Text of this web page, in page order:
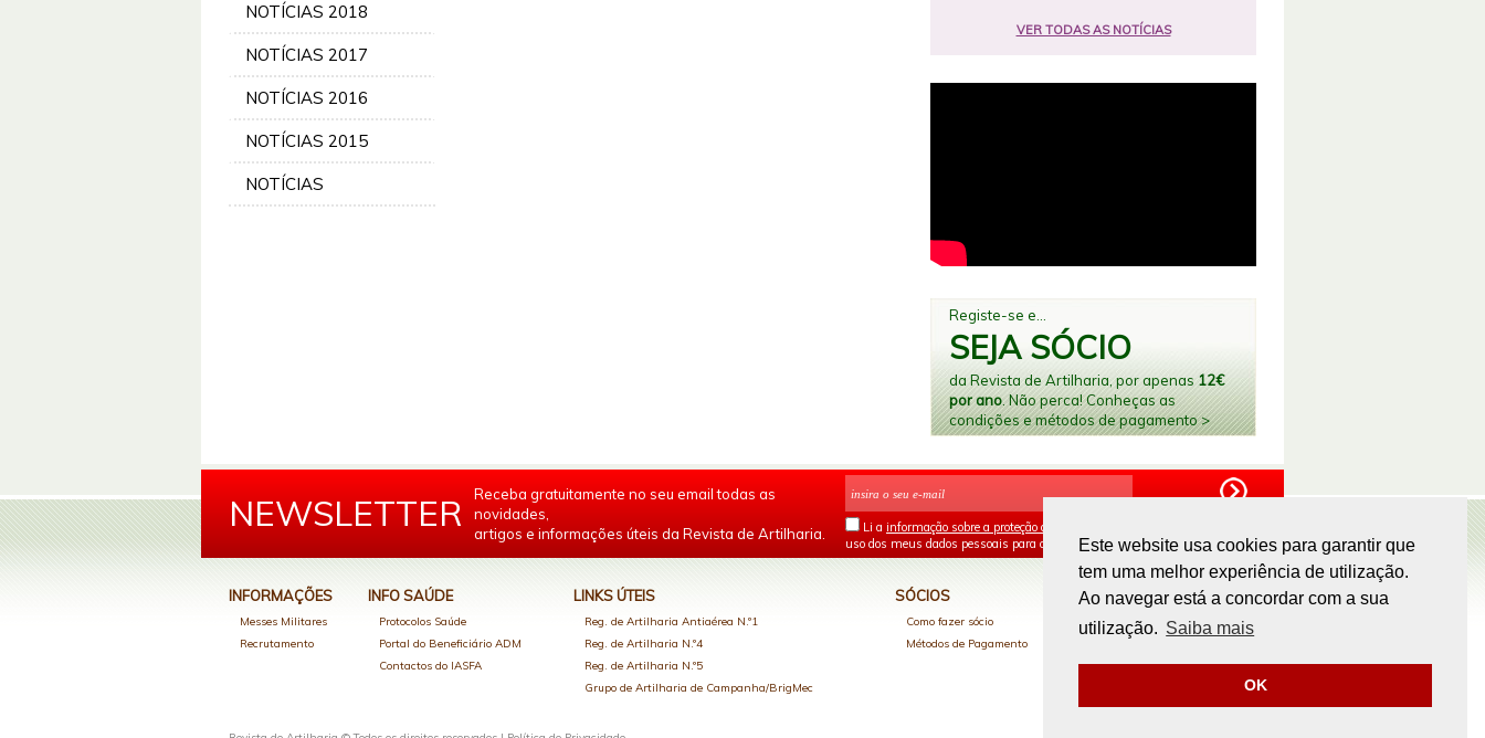
Este website usa cookies para garantir que
tem uma melhor experiência de utilização.
Ao navegar está a concordar com a sua
utilização. Saiba mais
OK
NOTÍCIAS 2018
NOTÍCIAS 2017
NOTÍCIAS 2016
NOTÍCIAS 2015
NOTÍCIAS
VER TODAS AS NOTÍCIAS
Registe-se e...
SEJA SÓCIO
da Revista de Artilharia, por apenas 12€
por ano. Não perca! Conheças as
condições e métodos de pagamento >
NEWSLETTER
Receba gratuitamente no seu email todas as
novidades,
artigos e informações úteis da Revista de Artilharia.
Li a informação sobre a proteção de dados
uso dos meus dados pessoais para os fins mencionados.
INFORMAÇÕES
Messes Militares
Recrutamento
INFO SAÚDE
Protocolos Saúde
Portal do Beneficiário ADM
Contactos do IASFA
LINKS ÚTEIS
Reg. de Artilharia Antiaérea N.º1
Reg. de Artilharia N.º4
Reg. de Artilharia N.º5
Grupo de Artilharia de Campanha/BrigMec
SÓCIOS
Como fazer sócio
Métodos de Pagamento
PAGAMENTOS ONLINE